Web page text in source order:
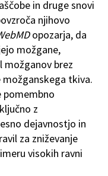
in druge snovi
njihovo
opozarja, da
možgane,
možganov brez
tkiva.
pomembno
z
dejavnostjo in
za zniževanje
visokih ravni